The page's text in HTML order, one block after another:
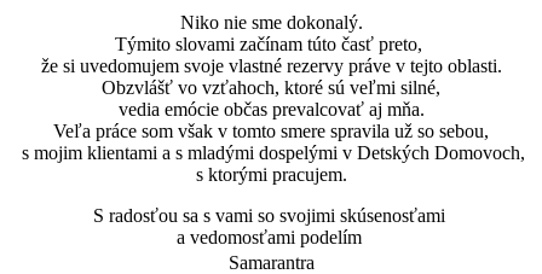
Niko nie sme dokonalý.
Týmito slovami začínam túto časť preto,
že si uvedomujem svoje vlastné rezervy práve v tejto oblasti.
Obzvlášť vo vzťahoch, ktoré sú veľmi silné,
vedia emócie občas prevalcovať aj mňa.
Veľa práce som však v tomto smere spravila už so sebou,
s mojim klientami a s mladými dospelými v Detských Domovoch,
s ktorými pracujem.
S radosťou sa s vami so svojimi skúsenosťami
a vedomosťami podelím
Samarantra